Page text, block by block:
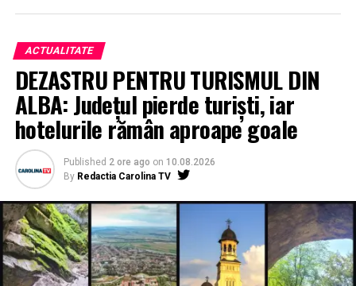
ACTUALITATE
DEZASTRU PENTRU TURISMUL DIN
ALBA: Județul pierde turiști, iar
hotelurile rămân aproape goale
Published 2 ore ago on 10.08.2026
By Redactia Carolina TV